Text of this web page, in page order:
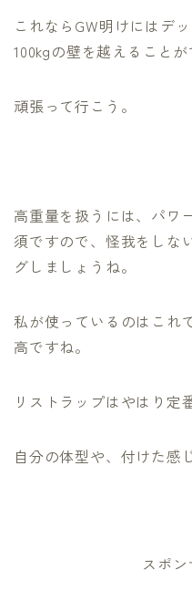
これならGW明けにはデ
100kgの壁を越えること
頑張って行こう。
高重量を扱うには、パワ
須ですので、怪我をしな
グしましょうね。
私が使っているのはこれ
高ですね。
リストラップはやはり定
自分の体型や、付けた感
スポ